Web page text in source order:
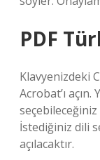
PDF
Klavyenizdeki
Acrobat’ı
İstediğiniz dili
açılacaktır.